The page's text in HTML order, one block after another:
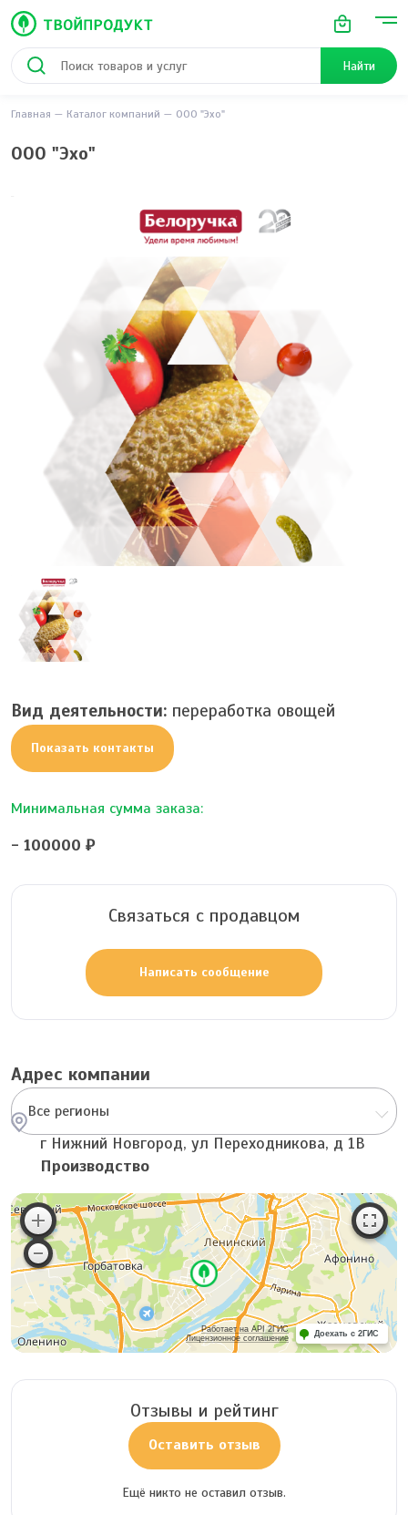
Найти
Главная Каталог компаний ООО "Эхо"
ООО "Эхо"
Вид деятельности: переработка овощей
Показать контакты
Минимальная сумма заказа:
- 100000 ₽
Связаться с продавцом
Написать сообщение
Адрес компании
Все регионы
г Нижний Новгород, ул Переходникова, д 1В
Производство
Работает на API 2ГИС
Лицензионное соглашение
Доехать с 2ГИС
Отзывы и рейтинг
Оставить отзыв
Ещё никто не оставил отзыв.